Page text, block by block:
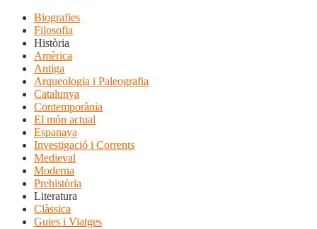
Biografies
Filosofia
Història
Amèrica
Antiga
Arqueologia i Paleografia
Catalunya
Contemporània
El món actual
Espanaya
Investigació i Corrents
Medieval
Moderna
Prehistòria
Literatura
Clàssica
Guies i Viatges